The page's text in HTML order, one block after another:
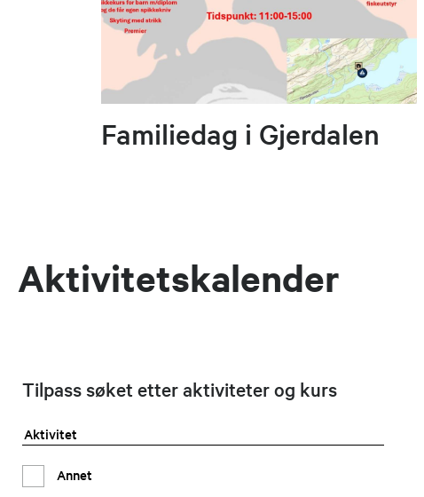
Familiedag i Gjerdalen
Aktivitetskalender
Tilpass søket etter aktiviteter og kurs
Aktivitet
Annet